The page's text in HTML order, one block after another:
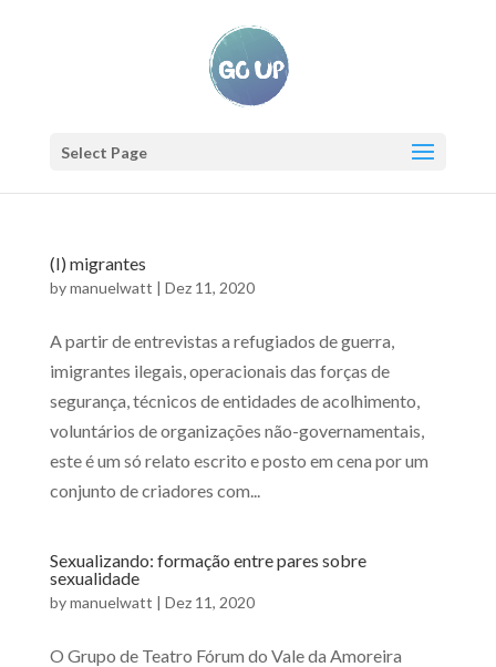
Select Page
(I) migrantes
bymanuelwatt | Dez 11, 2020
A partir de entrevistas a refugiados de guerra,
imigrantes ilegais, operacionais das forças de
segurança, técnicos de entidades de acolhimento,
voluntários de organizações não-governamentais,
este é um só relato escrito e posto em cena por um
conjunto de criadores com...
Sexualizando: formação entre pares sobre
sexualidade
bymanuelwatt | Dez 11, 2020
O Grupo de Teatro Fórum do Vale da Amoreira